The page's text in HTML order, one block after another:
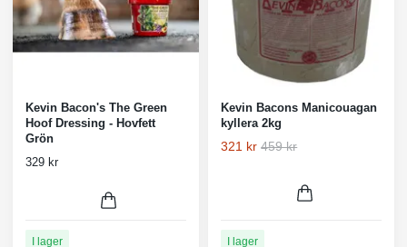
Kevin Bacon's The Green
Hoof Dressing - Hovfett
Grön
329 kr
I lager
Kevin Bacons Manicouagan
kyllera 2kg
321 kr 459 kr
I lager